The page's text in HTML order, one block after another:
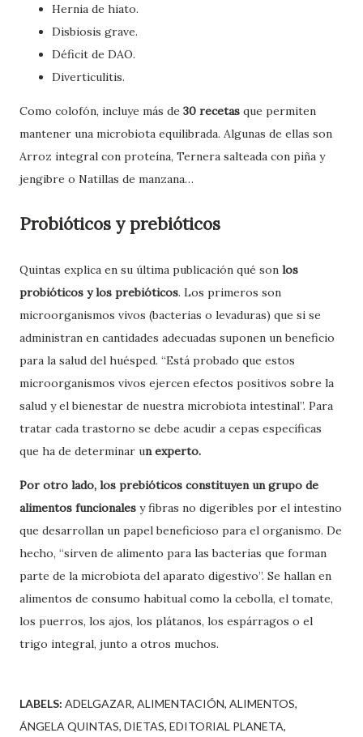
Hernia de hiato.
Disbiosis grave.
Déficit de DAO.
Diverticulitis.
Como colofón, incluye más de 30 recetas que permiten
mantener una microbiota equilibrada. Algunas de ellas son
Arroz integral con proteína, Ternera salteada con piña y
jengibre o Natillas de manzana…
Probióticos y prebióticos
Quintas explica en su última publicación qué son los
probióticos y los prebióticos. Los primeros son
microorganismos vivos (bacterias o levaduras) que si se
administran en cantidades adecuadas suponen un beneficio
para la salud del huésped. “Está probado que estos
microorganismos vivos ejercen efectos positivos sobre la
salud y el bienestar de nuestra microbiota intestinal”. Para
tratar cada trastorno se debe acudir a cepas específicas
que ha de determinar un experto.
Por otro lado, los prebióticos constituyen un grupo de
alimentos funcionales y fibras no digeribles por el intestino
que desarrollan un papel beneficioso para el organismo. De
hecho, “sirven de alimento para las bacterias que forman
parte de la microbiota del aparato digestivo”. Se hallan en
alimentos de consumo habitual como la cebolla, el tomate,
los puerros, los ajos, los plátanos, los espárragos o el
trigo integral, junto a otros muchos.
LABELS: ADELGAZAR ALIMENTACIÓN ALIMENTOS
ÁNGELA QUINTAS DIETAS EDITORIAL PLANETA